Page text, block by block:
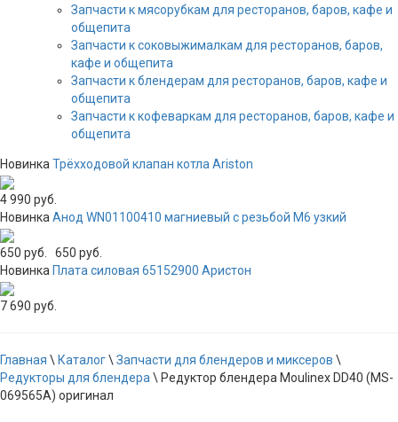
Запчасти к мясорубкам для ресторанов, баров, кафе и
общепита
Запчасти к соковыжималкам для ресторанов, баров,
кафе и общепита
Запчасти к блендерам для ресторанов, баров, кафе и
общепита
Запчасти к кофеваркам для ресторанов, баров, кафе и
общепита
Новинка Трёхходовой клапан котла Ariston
4 990 руб.
Новинка Анод WN01100410 магниевый с резьбой М6 узкий
650 руб.
650 руб.
Новинка Плата силовая 65152900 Аристон
7 690 руб.
Главная \ Каталог\ Запчасти для блендеров и миксеров \
Редукторы для блендера \ Редуктор блендера Moulinex DD40 (MS-
069565A) оригинал